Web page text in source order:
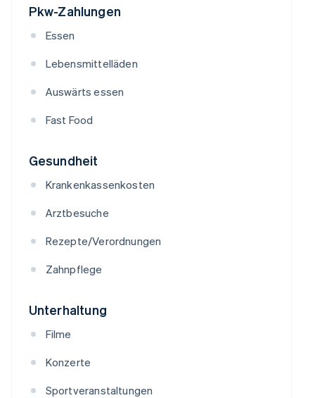
Pkw-Zahlungen
Essen
Lebensmittelläden
Auswärts essen
Fast Food
Gesundheit
Krankenkassenkosten
Arztbesuche
Rezepte/Verordnungen
Zahnpflege
Unterhaltung
Filme
Konzerte
Sportveranstaltungen